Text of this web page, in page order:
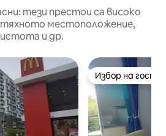
тези престои са високо
тяхното местоположение,
и др.
Избор на
Избор на